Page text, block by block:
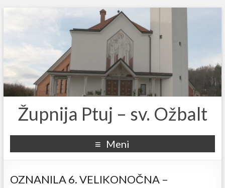
Župnija Ptuj – sv. Ožbalt
Meni
OZNANILA 6. VELIKONOČNA –